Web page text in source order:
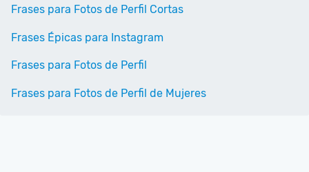
Frases para Fotos de Perfil Cortas
Frases Épicas para Instagram
Frases para Fotos de Perfil
Frases para Fotos de Perfil de Mujeres